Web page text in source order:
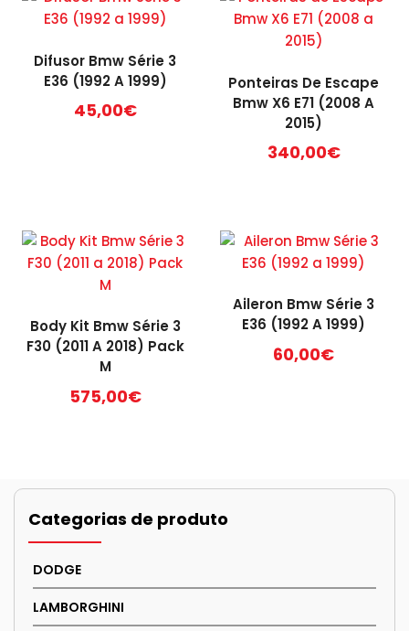
Difusor Bmw Série 3
E36 (1992 A 1999)
45,00€
Ponteiras De Escape
Bmw X6 E71 (2008 A
2015)
340,00€
Body Kit Bmw Série 3
F30 (2011 A 2018) Pack
M
575,00€
Aileron Bmw Série 3
E36 (1992 A 1999)
60,00€
The
the
Categorias de produto
DODGE
LAMBORGHINI